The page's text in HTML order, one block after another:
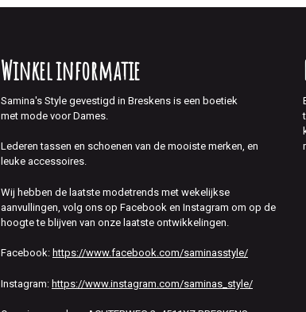
Winkel informatie
Samina's Style gevestigd in Breskens is een boetiek
met mode voor Dames.
Lederen tassen en schoenen van de mooiste merken, en
leuke accessoires.
Wij hebben de laatste modetrends met wekelijkse
aanvullingen, volg ons op Facebook en Instagram om op de
hoogte te blijven van onze laatste ontwikkelingen.
Facebook: https://www.facebook.com/saminasstyle/
Instagram: https://www.instagram.com/saminas_style/